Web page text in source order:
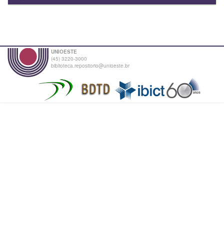
UNIOESTE
(45) 3220-3000
biblioteca.repositorio@unioeste.br